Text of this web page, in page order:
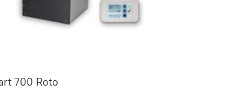
700 Roto